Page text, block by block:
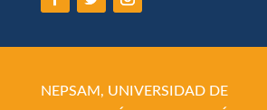
NEPSAM, UNIVERSIDAD DE